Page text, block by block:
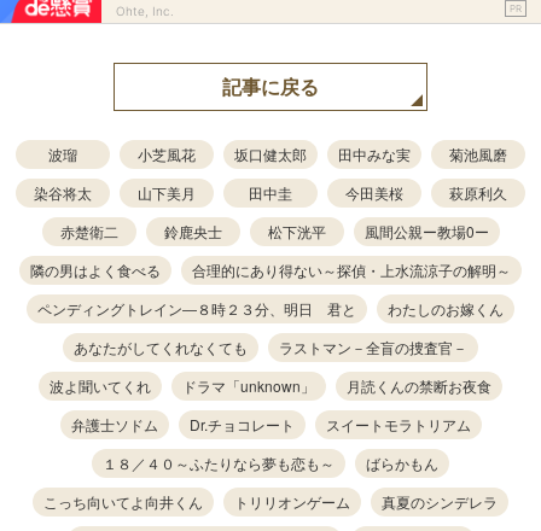
Ohte, Inc. PR
記事に戻る
波瑠 小芝風花 坂口健太郎 田中みな実
菊池風磨
染谷将太
山下美月 田中圭 今田美桜
萩原利久
赤楚衛二
鈴鹿央士 松下洸平
風間公親ー教場0ー
隣の男はよく食べる
合理的にあり得ない～探偵・上水流涼子の解明～
ペンディングトレイン―８時２３分、明日 君と
わたしのお嫁くん
あなたがしてくれなくても
ラストマン－全盲の捜査官－
波よ聞いてくれ
ドラマ「unknown」
月読くんの禁断お夜食
弁護士ソドム
Dr.チョコレート
スイートモラトリアム
１８／４０～ふたりなら夢も恋も～
ばらかもん
こっち向いてよ向井くん
トリリオンゲーム
真夏のシンデレラ